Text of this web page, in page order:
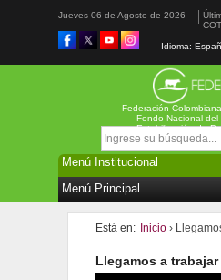
Jueves 06 de Agosto de 2026
COT
Idioma:
Federación
Formulario de
Fondo Nacional
Estabilización de
Está en: Inicio›
Llegamos a trabajar